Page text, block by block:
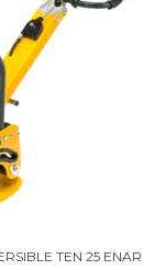
TEN 25 ENAR